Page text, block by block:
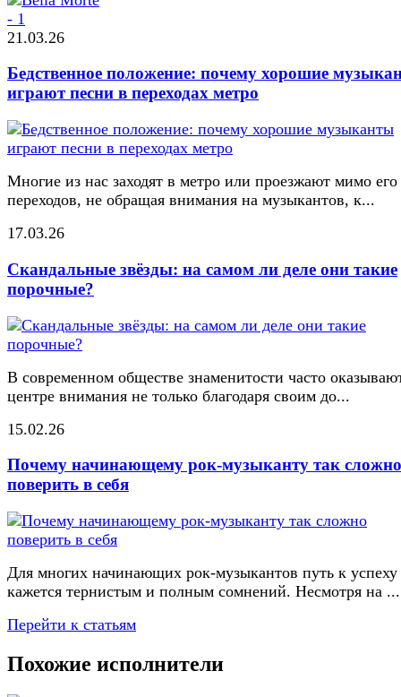
21.03.26
Бедственное положение: почему хорошие
играют песни в переходах метро
Многие из нас заходят в метро или проезжают мимо его
переходов, не обращая внимания на музыкантов, к...
17.03.26
Скандальные звёзды: на самом ли деле они такие
порочные?
В современном обществе знаменитости часто
центре внимания не только благодаря своим до...
15.02.26
Почему начинающему рок-музыканту так сложно
поверить в себя
Для многих начинающих рок-музыкантов путь к успеху
кажется тернистым и полным сомнений. Несмотря на ...
Перейти к статьям
Похожие исполнители